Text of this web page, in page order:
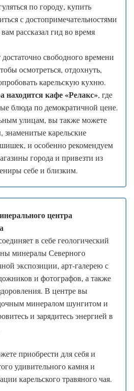
по городу, купить
с достопримечательностями
рассказал гид во время
свободного времени
осмотреться, отдохнуть,
карельскую кухню.
находится кафе «Релакс», где
блюда по демократичной цене.
улицам, вы также можете
знаменитые карельские
и особенно рекомендуем
города и привезти из
себе и близким.
центра
в себе геологический
минералы Северного
экспозиции, арт-галерею с
и фотографов, а также
В центре вы
минералом шунгитом и
и зарядитесь энергией в
приобрести для себя и
удивительного камня и
карельского травяного чая.